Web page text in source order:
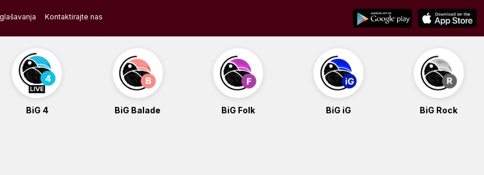
Kontaktirajte nas
BiG 4 BiG Balade BiG Folk BiG iG BiG Rock